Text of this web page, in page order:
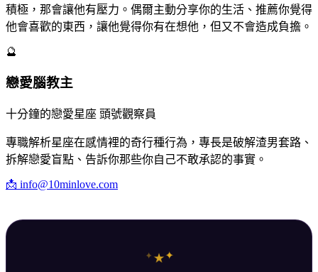
積極，那會讓他有壓力。偶爾主動分享你的生活、推薦你覺得
他會喜歡的東西，讓他覺得你有在想他，但又不會造成負擔。
🔮
戀愛腦教主
十分鐘的戀愛星座 頭號觀察員
專職解析星座在感情裡的奇行種行為，專長是破解渣男套路、
拆解戀愛盲點、告訴你那些你自己不敢承認的事實。
📩 info@10minlove.com
✦ ★ ✦